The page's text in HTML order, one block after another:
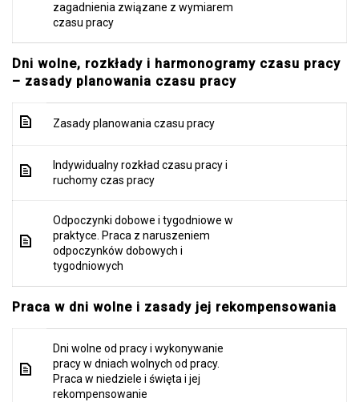
zagadnienia związane z wymiarem
czasu pracy
Dni wolne, rozkłady i harmonogramy czasu pracy
– zasady planowania czasu pracy
Zasady planowania czasu pracy
Indywidualny rozkład czasu pracy i
ruchomy czas pracy
Odpoczynki dobowe i tygodniowe w
praktyce. Praca z naruszeniem
odpoczynków dobowych i
tygodniowych
Praca w dni wolne i zasady jej rekompensowania
Dni wolne od pracy i wykonywanie
pracy w dniach wolnych od pracy.
Praca w niedziele i święta i jej
rekompensowanie